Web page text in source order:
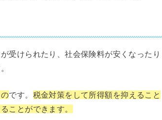
受けられたり、社会保険料が安くなったり
です。 税金対策をして所得額を抑えること
ことができます。